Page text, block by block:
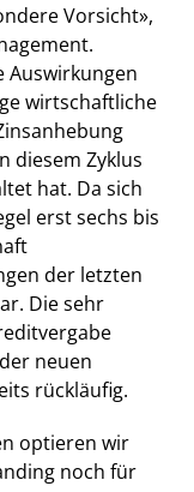
Vorsicht»,
Auswirkungen
wirtschaftliche
diesem Zyklus
hat. Da sich
erst sechs bis
der letzten
Die sehr
neuen
rückläufig.
optieren wir
noch für